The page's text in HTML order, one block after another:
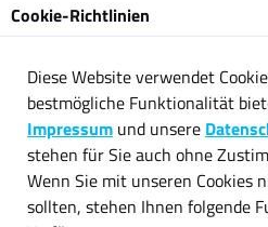
Cookie-Richtlinien
Diese Website verwendet
bestmögliche Funktionalität
Impressum und unsere
stehen für Sie auch ohne
Wenn Sie mit unseren Cookies
sollten, stehen Ihnen folgende